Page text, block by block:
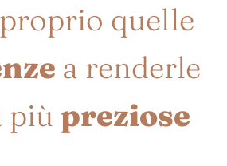
quelle
a renderle
più preziose